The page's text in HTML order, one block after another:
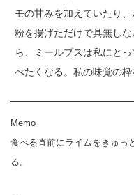
モの甘みを加えていたり
粉を揚げただけで具無し
ら、ミールブスは私にと
べたくなる。私の味覚の
Memo
食べる直前にライムをきゅっ
る。